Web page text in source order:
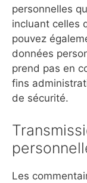
personnelles
incluant celles
pouvez
données
prend pas en
fins
de sécurité.
Les